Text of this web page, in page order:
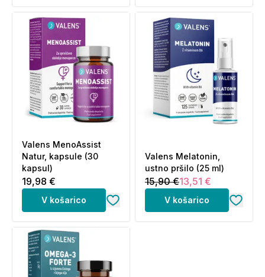
Valens MenoAssist
Natur, kapsule (30
kapsul)
19,98 €
V košarico
Valens Melatonin,
ustno pršilo (25 ml)
15,90 €13,51 €
V košarico